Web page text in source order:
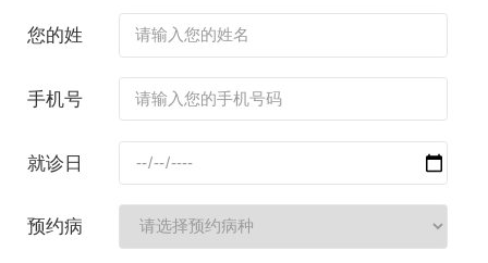
您的姓
手机号
就诊日
预约病